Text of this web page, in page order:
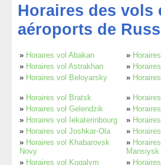
Horaires des vols
aéroports de
» Horaires vol Abakan »
» Horaires vol Astrakhan »
» Horaires vol Beloyarsky »
» Horaires vol Bratsk »
» Horaires vol Gelendzik »
» Horaires vol Iekaterinbourg »
» Horaires vol Joshkar-Ola »
» Horaires vol Khabarovsk
Novy
»
Mansiysk
» Horaires vol Kogalym »